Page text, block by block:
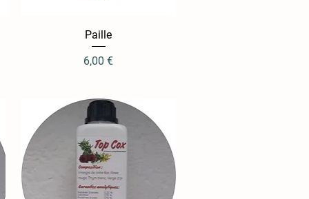
Aperçu rapide
Paille
Prix
6,00 €